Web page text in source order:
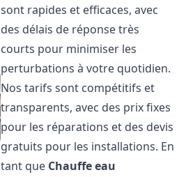
sont rapides et efficaces, avec
des délais de réponse très
courts pour minimiser les
perturbations à votre quotidien.
Nos tarifs sont compétitifs et
transparents, avec des prix fixes
pour les réparations et des devis
gratuits pour les installations. En
tant que Chauffe eau